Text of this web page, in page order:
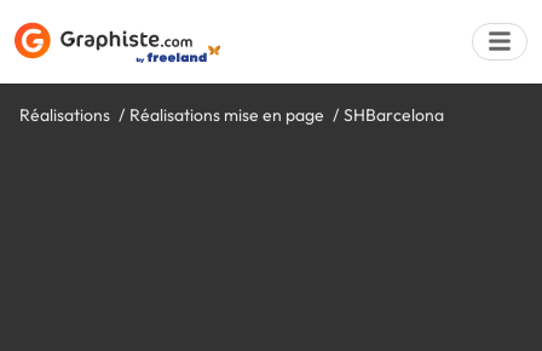
Réalisations Réalisations mise en page SHBarcelona